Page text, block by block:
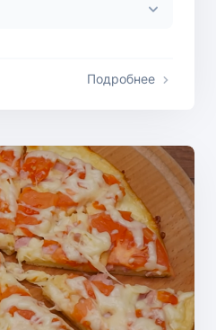
Подробнее